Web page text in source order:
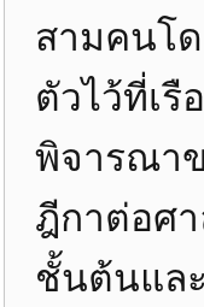
สามคนโ
ตัวไว้ที่เ
พิจารณา
ฎีกาต่อศ
ชั้นต้นแล